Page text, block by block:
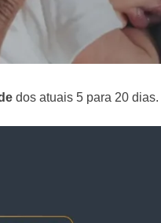
dos atuais 5 para 20